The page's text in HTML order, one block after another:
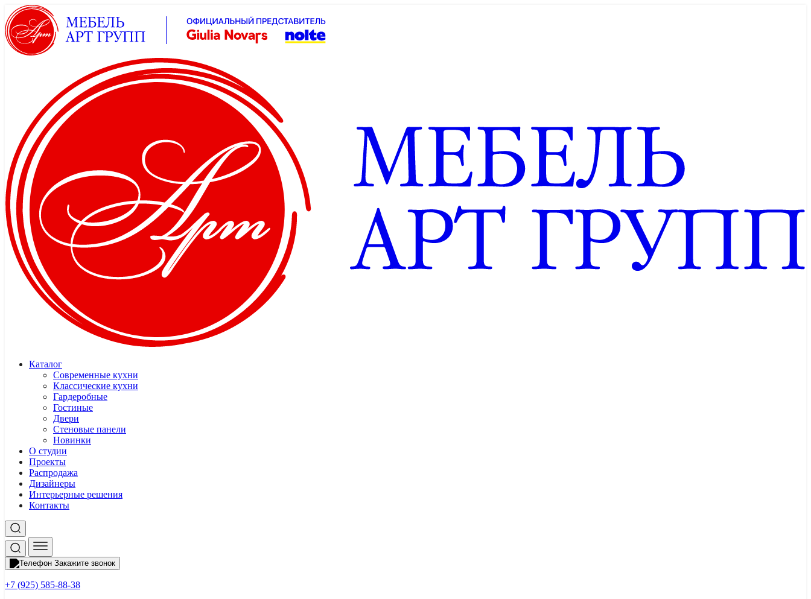
Каталог
Современные кухни
Классические кухни
Гардеробные
Гостиные
Двери
Стеновые панели
Новинки
О студии
Проекты
Распродажа
Дизайнеры
Интерьерные решения
Контакты
Закажите звонок
+7 (925) 585-88-38